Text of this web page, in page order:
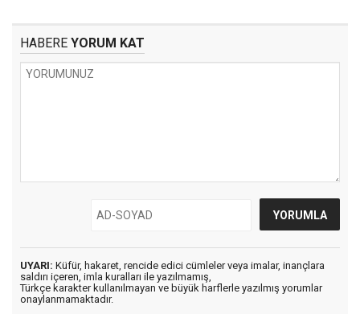
HABERE YORUM KAT
UYARI: Küfür, hakaret, rencide edici cümleler veya imalar, inançlara
saldırı içeren, imla kuralları ile yazılmamış,
Türkçe karakter kullanılmayan ve büyük harflerle yazılmış yorumlar
onaylanmamaktadır.